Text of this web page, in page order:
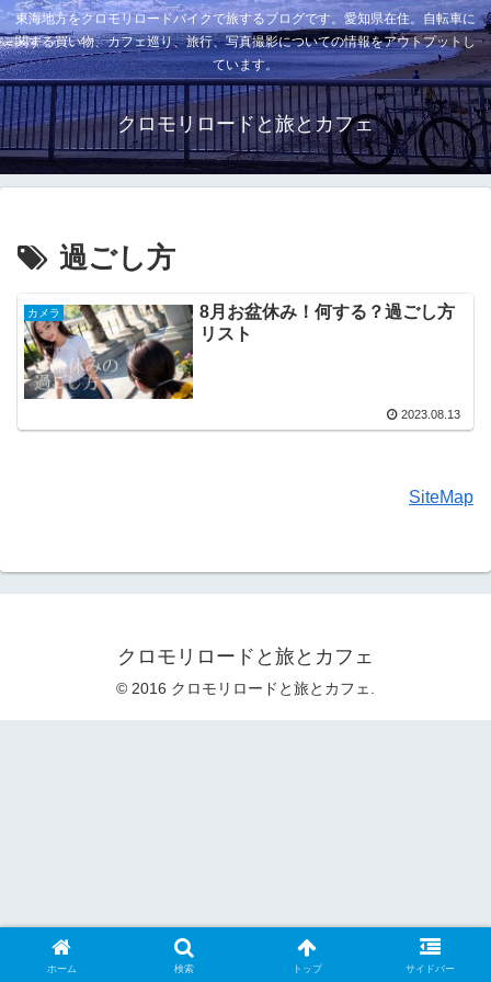
東海地方をクロモリロードバイクで旅するブログです。愛知県在住。自転車に
関する買い物、カフェ巡り、旅行、写真撮影についての情報をアウトプットし
ています。
クロモリロードと旅とカフェ
過ごし方
カメラ
8月お盆休み！何する？過ごし方
リスト
2023.08.13
SiteMap
クロモリロードと旅とカフェ
© 2016 クロモリロードと旅とカフェ.
ホーム 検索 トップ サイドバー